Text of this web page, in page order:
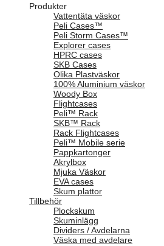
Produkter
Vattentäta väskor
Peli Cases™
Peli Storm Cases™
Explorer cases
HPRC cases
SKB Cases
Olika Plastväskor
100% Aluminium väskor
Woody Box
Flightcases
Peli™ Rack
SKB™ Rack
Rack Flightcases
Peli™ Mobile serie
Pappkartonger
Akrylbox
Mjuka Väskor
EVA cases
Skum plattor
Tillbehör
Plockskum
Skuminlägg
Dividers / Avdelarna
Väska med avdelare